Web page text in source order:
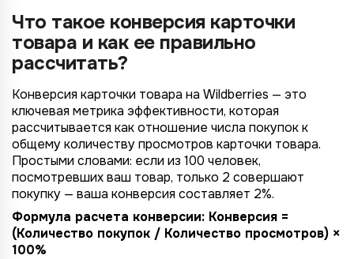
Что такое конверсия карточки
товара и как ее правильно
рассчитать?
Конверсия карточки товара на Wildberries — это
ключевая метрика эффективности, которая
рассчитывается как отношение числа покупок к
общему количеству просмотров карточки товара.
Простыми словами: если из 100 человек,
посмотревших ваш товар, только 2 совершают
покупку — ваша конверсия составляет 2%.
Формула расчета конверсии: Конверсия =
(Количество покупок / Количество просмотров) ×
100%